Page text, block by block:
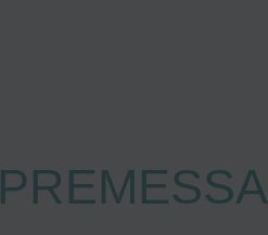
PREMESSA